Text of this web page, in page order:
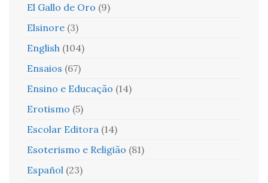
El Gallo de Oro (9)
Elsinore (3)
English (104)
Ensaios (67)
Ensino e Educação (14)
Erotismo (5)
Escolar Editora (14)
Esoterismo e Religião (81)
Español (23)